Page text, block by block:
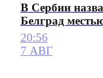
В Сербии
Белград
20:56
7 АВГ